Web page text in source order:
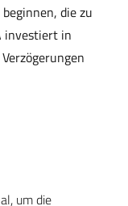
die zu
investiert in
um die